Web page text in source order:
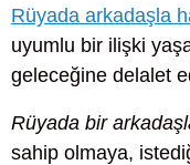
Rüyada arkadaşla
uyumlu bir ilişki
geleceğine delalet
Rüyada bir
sahip olmaya,